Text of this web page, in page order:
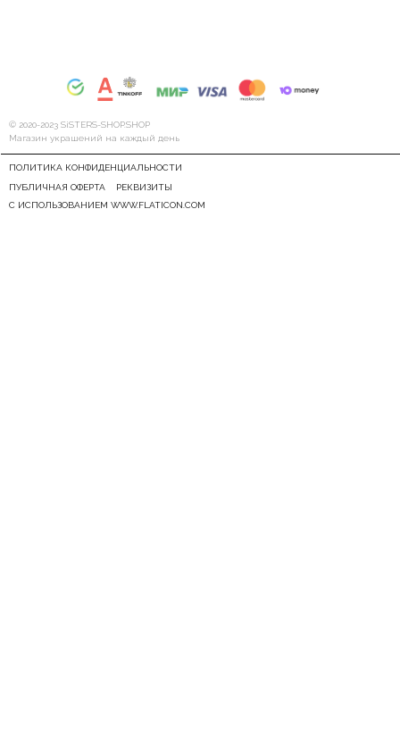
© 2020-2023 SiSTERS-SHOP.SHOP
Магазин украшений на каждый день
РЕКВИЗИТЫ
ПОЛИТИКА КОНФИДЕНЦИАЛЬНОСТИ
ПУБЛИЧНАЯ ОФЕРТА
С ИСПОЛЬЗОВАНИЕМ WWW.FLATICON.COM